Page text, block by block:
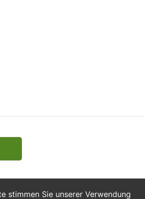
stimmen Sie unserer Verwendung